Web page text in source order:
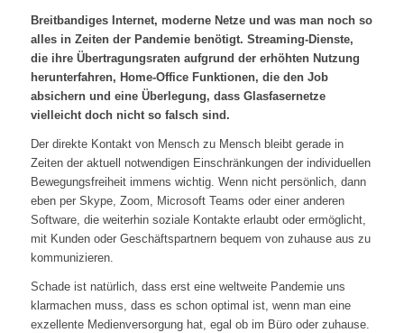
Breitbandiges Internet, moderne Netze und was man noch so
alles in Zeiten der Pandemie benötigt. Streaming-Dienste,
die ihre Übertragungsraten aufgrund der erhöhten Nutzung
herunterfahren, Home-Office Funktionen, die den Job
absichern und eine Überlegung, dass Glasfasernetze
vielleicht doch nicht so falsch sind.
Der direkte Kontakt von Mensch zu Mensch bleibt gerade in
Zeiten der aktuell notwendigen Einschränkungen der individuellen
Bewegungsfreiheit immens wichtig. Wenn nicht persönlich, dann
eben per Skype, Zoom, Microsoft Teams oder einer anderen
Software, die weiterhin soziale Kontakte erlaubt oder ermöglicht,
mit Kunden oder Geschäftspartnern bequem von zuhause aus zu
kommunizieren.
Schade ist natürlich, dass erst eine weltweite Pandemie uns
klarmachen muss, dass es schon optimal ist, wenn man eine
exzellente Medienversorgung hat, egal ob im Büro oder zuhause.